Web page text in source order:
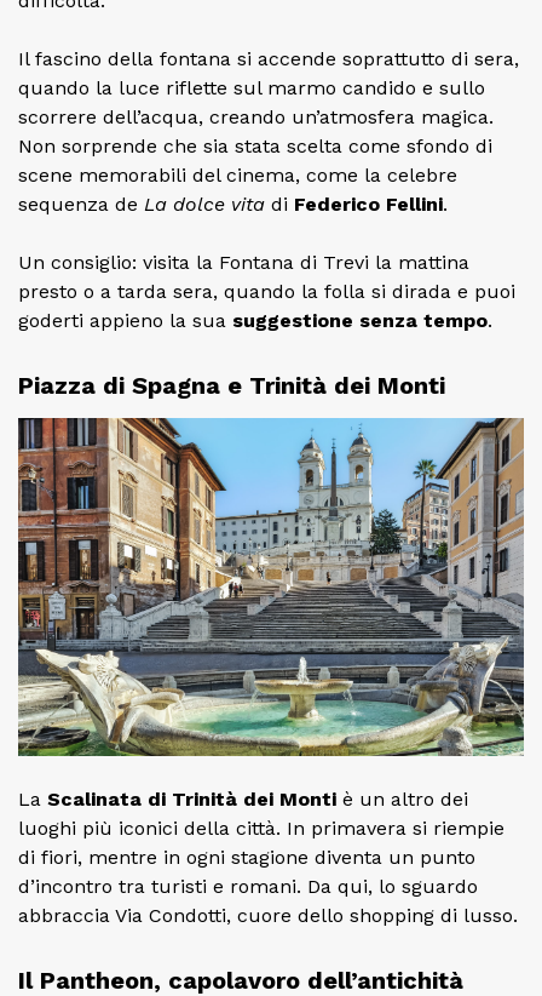
Il fascino della fontana si accende soprattutto di sera,
quando la luce riflette sul marmo candido e sullo
scorrere dell’acqua, creando un’atmosfera magica.
Non sorprende che sia stata scelta come sfondo di
scene memorabili del cinema, come la celebre
sequenza de La dolce vita di Federico Fellini.
Un consiglio: visita la Fontana di Trevi la mattina
presto o a tarda sera, quando la folla si dirada e puoi
goderti appieno la sua suggestione senza tempo.
Piazza di Spagna e Trinità dei Monti
La Scalinata di Trinità dei Monti è un altro dei
luoghi più iconici della città. In primavera si riempie
di fiori, mentre in ogni stagione diventa un punto
d’incontro tra turisti e romani. Da qui, lo sguardo
abbraccia Via Condotti, cuore dello shopping di lusso.
Il Pantheon, capolavoro dell’antichità